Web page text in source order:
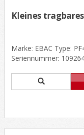
Kleines
Marke: EBAC Type:
Seriennummer:
300mm......